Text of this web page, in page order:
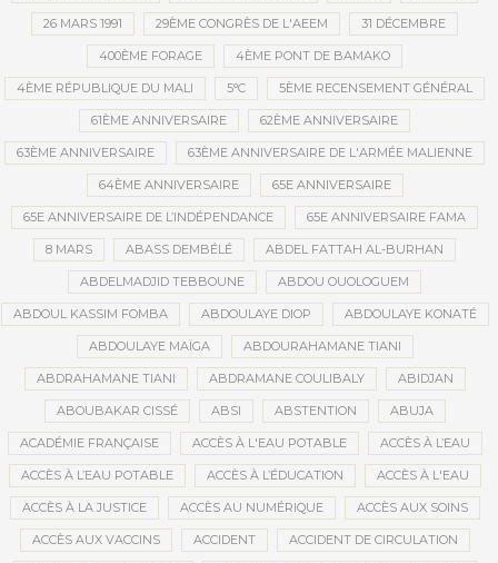
26 MARS 1991 29ÈME CONGRÈS DE L'AEEM 31 DÉCEMBRE
400ÈME FORAGE 4ÈME PONT DE BAMAKO
4ÈME RÉPUBLIQUE DU MALI 5°C 5ÈME RECENSEMENT GÉNÉRAL
61ÈME ANNIVERSAIRE 62ÈME ANNIVERSAIRE
63ÈME ANNIVERSAIRE 63ÈME ANNIVERSAIRE DE L'ARMÉE MALIENNE
64ÈME ANNIVERSAIRE 65E ANNIVERSAIRE
65E ANNIVERSAIRE DE L’INDÉPENDANCE 65E ANNIVERSAIRE FAMA
8 MARS ABASS DEMBÉLÉ ABDEL FATTAH AL-BURHAN
ABDELMADJID TEBBOUNE ABDOU OUOLOGUEM
ABDOUL KASSIM FOMBA ABDOULAYE DIOP ABDOULAYE KONATÉ
ABDOULAYE MAÏGA ABDOURAHAMANE TIANI
ABDRAHAMANE TIANI ABDRAMANE COULIBALY ABIDJAN
ABOUBAKAR CISSÉ ABSI ABSTENTION ABUJA
ACADÉMIE FRANÇAISE ACCÈS À L'EAU POTABLE ACCÈS À L’EAU
ACCÈS À L’EAU POTABLE ACCÈS À L’ÉDUCATION ACCÈS À L'EAU
ACCÈS À LA JUSTICE ACCÈS AU NUMÉRIQUE ACCÈS AUX SOINS
ACCÈS AUX VACCINS ACCIDENT ACCIDENT DE CIRCULATION